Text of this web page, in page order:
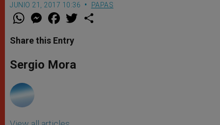
JUNIO 21, 2017 10:36 PAPAS
W
t
s
p
p
M
e
s
e
g
e
F
a
e
b
o
k
w
Share this Entry
Sergio Mora